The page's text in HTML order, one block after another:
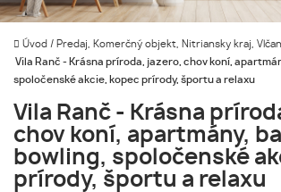
Úvod / Predaj, Komerčný objekt, Nitriansky kraj,
Vila Ranč - Krásna príroda, jazero, chov koní,
spoločenské akcie, kopec prírody, športu a relaxu
Vila Ranč - Krásna
chov koní, apartmány,
bowling, spoločenské
prírody, športu a relaxu